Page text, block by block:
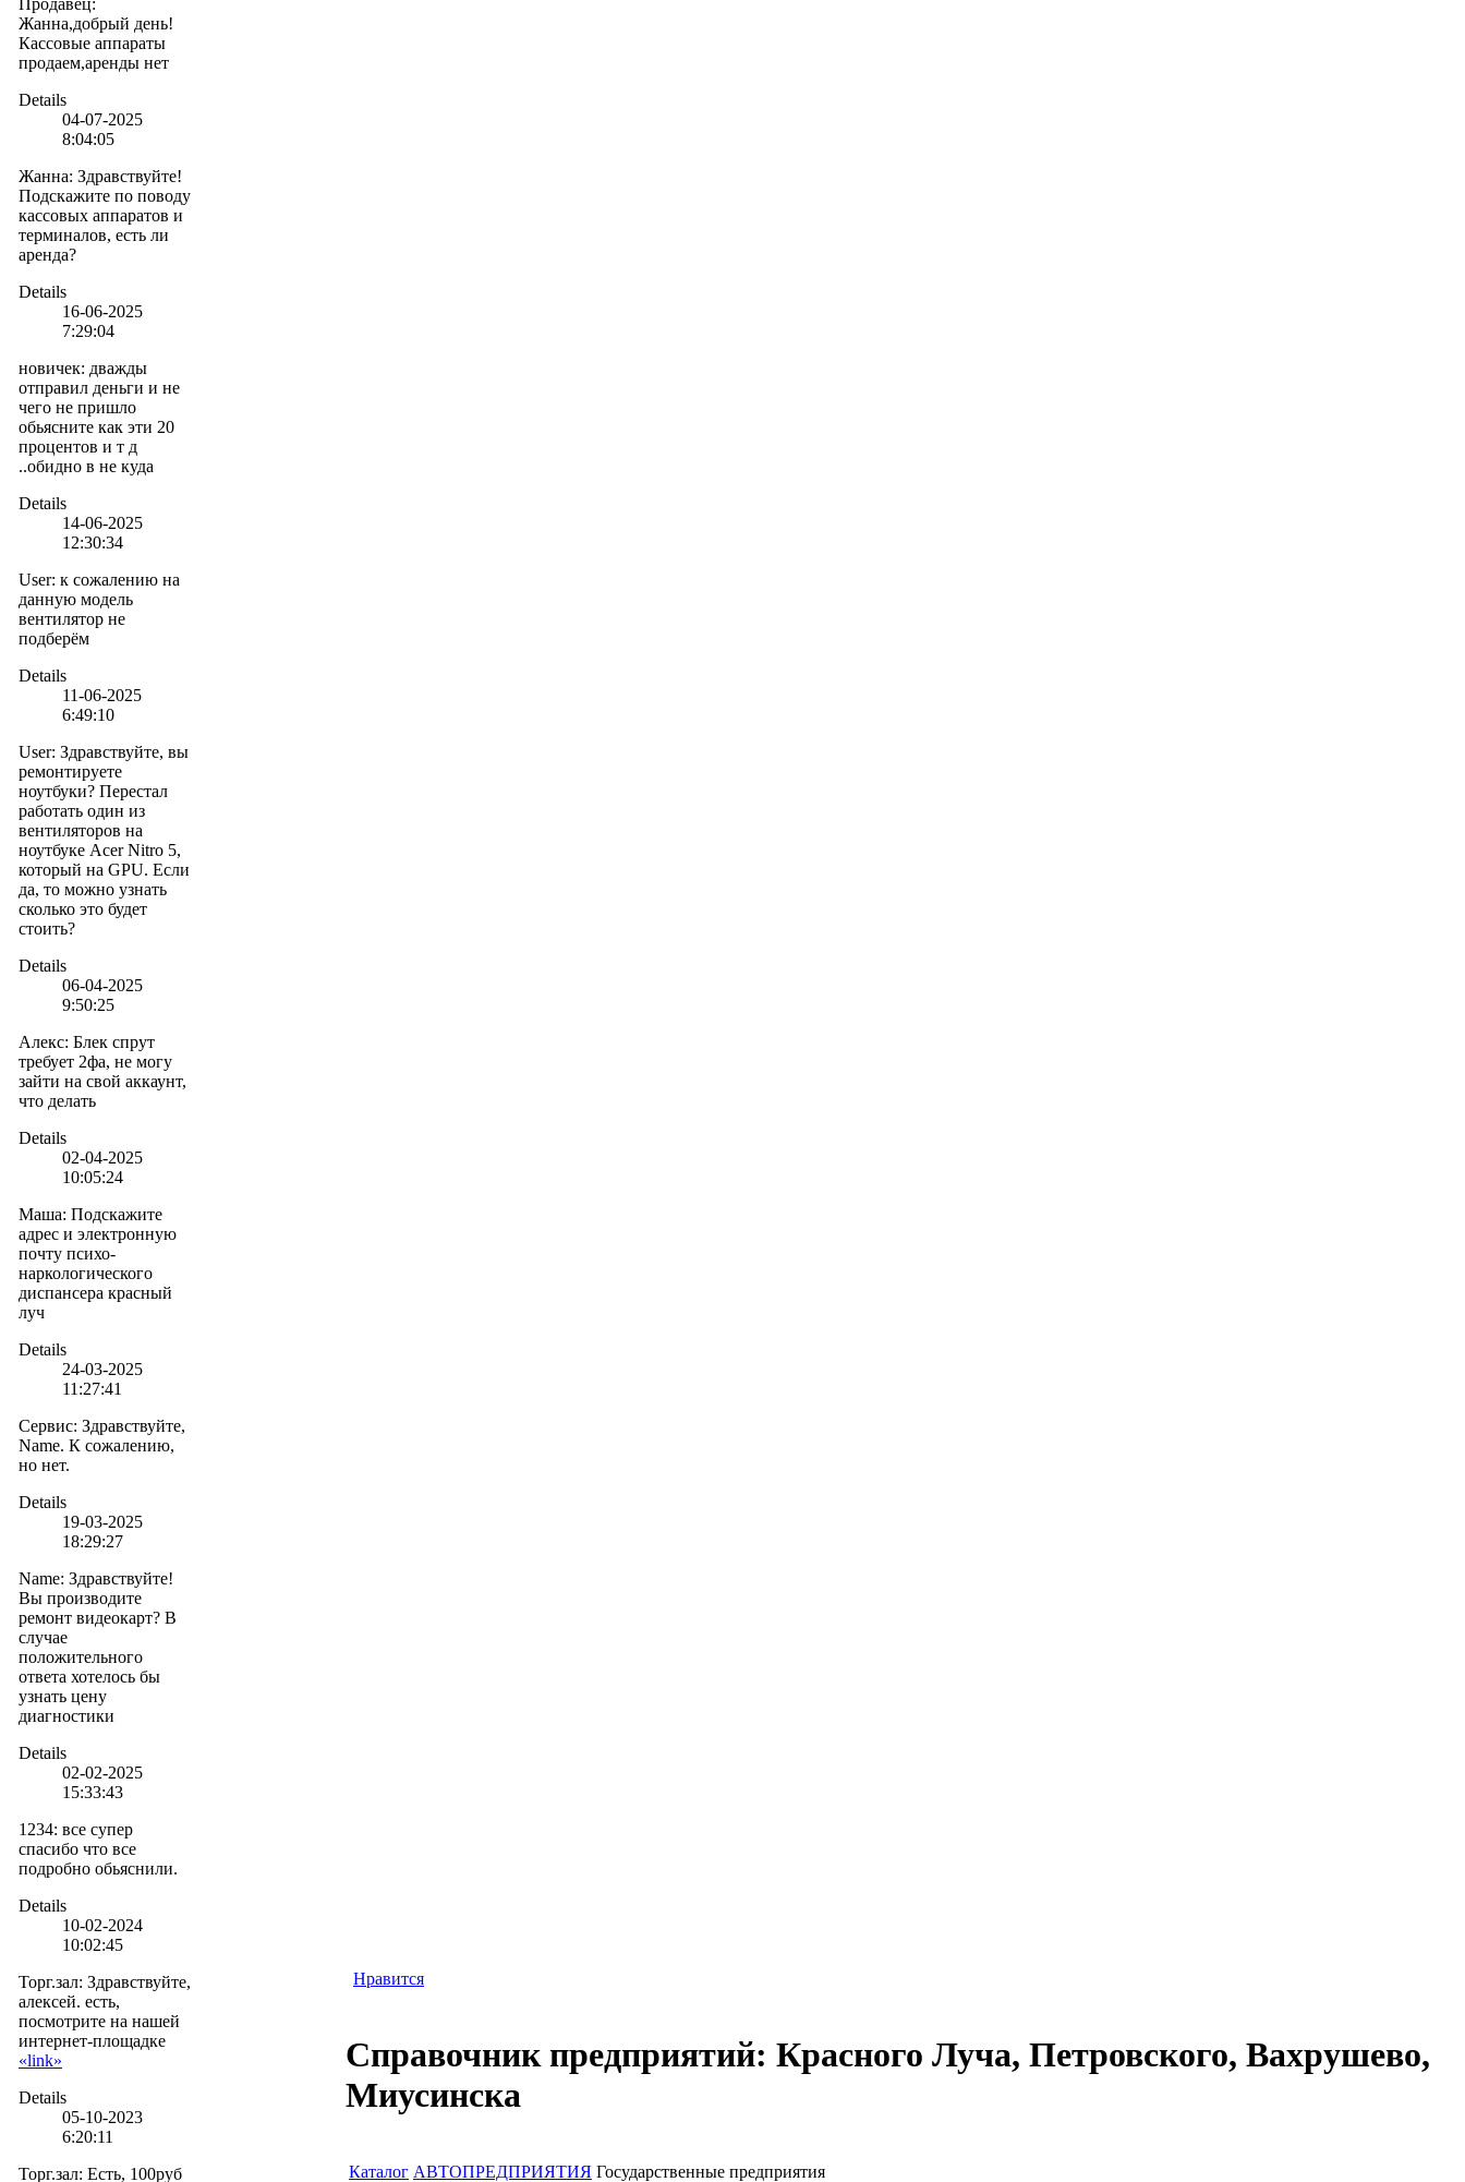
Жанна,добрый день!
Кассовые аппараты
продаем,аренды нет
Details
04-07-2025
8:04:05
Жанна: Здравствуйте!
Подскажите по поводу
кассовых аппаратов и
терминалов, есть ли
аренда?
Details
16-06-2025
7:29:04
новичек: дважды
отправил деньги и не
чего не пришло
обьясните как эти 20
процентов и т д
..обидно в не куда
Details
14-06-2025
12:30:34
User: к сожалению на
данную модель
вентилятор не
подберём
Details
11-06-2025
6:49:10
User: Здравствуйте, вы
ремонтируете
ноутбуки? Перестал
работать один из
вентиляторов на
ноутбуке Acer Nitro 5,
который на GPU. Если
да, то можно узнать
сколько это будет
стоить?
Details
06-04-2025
9:50:25
Алекс: Блек спрут
требует 2фа, не могу
зайти на свой аккаунт,
что делать
Details
02-04-2025
10:05:24
Маша: Подскажите
адрес и электронную
почту психо-
наркологического
диспансера красный
луч
Details
24-03-2025
11:27:41
Сервис: Здравствуйте,
Name. К сожалению,
но нет.
Details
19-03-2025
18:29:27
Name: Здравствуйте!
Вы производите
ремонт видеокарт? В
случае
положительного
ответа хотелось бы
узнать цену
диагностики
Details
02-02-2025
15:33:43
1234: все супер
спасибо что все
подробно обьяснили.
Details
10-02-2024
10:02:45
Торг.зал: Здравствуйте,
алексей. есть,
посмотрите на нашей
интернет-площадке
«link»
Details
05-10-2023
6:20:11
Торг.зал: Есть, 100руб
Нравится
Справочник предприятий: Красного Луча, Петровского, Вахрушево,
Миусинска
Каталог АВТОПРЕДПРИЯТИЯ Государственные предприятия